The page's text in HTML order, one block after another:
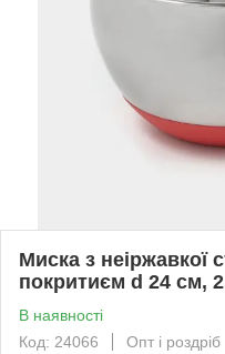
Миска з неіржавкої
покритиєм d 24 см,
В наявності
Код: 24066
Опт і роздріб